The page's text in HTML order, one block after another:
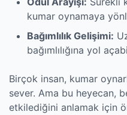
kumar oynamaya
Bağımlılık Gelişimi:
bağımlılığına yol
Birçok insan, kumar
sever. Ama bu heyecan,
etkilediğini anlamak için